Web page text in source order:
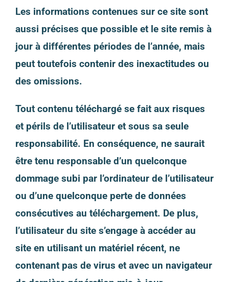
Les informations contenues sur ce site sont
aussi précises que possible et le site remis à
jour à différentes périodes de l’année, mais
peut toutefois contenir des inexactitudes ou
des omissions.
Tout contenu téléchargé se fait aux risques
et périls de l’utilisateur et sous sa seule
responsabilité. En conséquence, ne saurait
être tenu responsable d’un quelconque
dommage subi par l’ordinateur de l’utilisateur
ou d’une quelconque perte de données
consécutives au téléchargement. De plus,
l’utilisateur du site s’engage à accéder au
site en utilisant un matériel récent, ne
contenant pas de virus et avec un navigateur